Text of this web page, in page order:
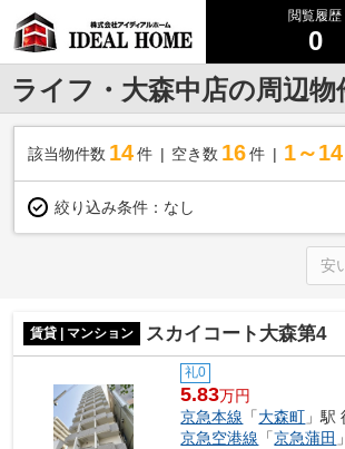
閲覧履歴
0
ライフ・大森中店の周辺物
該当物件数 14件 空き数 16 件 1～14
絞り込み条件： なし
賃貸 | マンション スカイコート大森第4
礼0
5.83万円
京急本線 「大森町 」駅
京急空港線 「京急蒲田